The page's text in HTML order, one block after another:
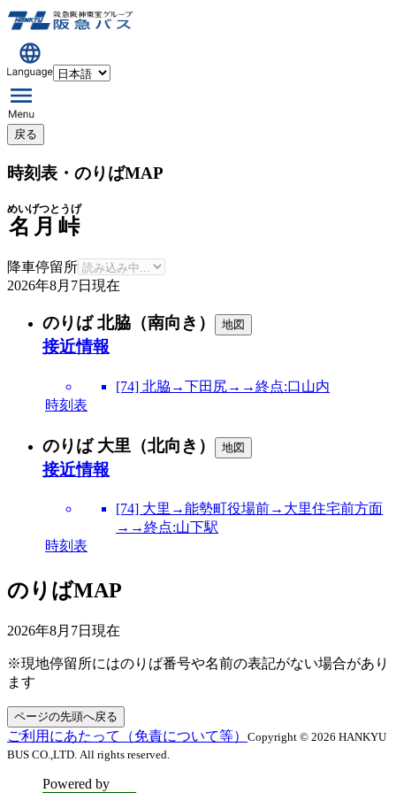
戻る
時刻表・のりばMAP
名月峠
めいげつとうげ
降車停留所
2026年8月7日 現在
のりば 北脇（南向き） 地図
接近情報
[74] 北脇→下田尻→→終点:口山内
時刻表
のりば 大里（北向き） 地図
接近情報
[74] 大里→能勢町役場前→大里住宅前方面
→→終点:山下駅
時刻表
のりばMAP
2026年8月7日 現在
※現地停留所にはのりば番号や名前の表記がない場合があり
ます
ページの先頭へ戻る
ご利用にあたって（免責について等） Copyright © 2026 HANKYU
BUS CO.,LTD. All rights reserved.
Powered by